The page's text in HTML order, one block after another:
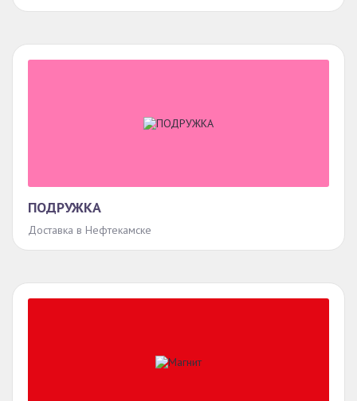
ПОДРУЖКА
Доставка в Нефтекамске